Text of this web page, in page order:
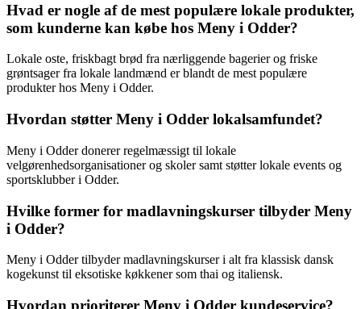
Hvad er nogle af de mest populære lokale produkter,
som kunderne kan købe hos Meny i Odder?
Lokale oste, friskbagt brød fra nærliggende bagerier og friske
grøntsager fra lokale landmænd er blandt de mest populære
produkter hos Meny i Odder.
Hvordan støtter Meny i Odder lokalsamfundet?
Meny i Odder donerer regelmæssigt til lokale
velgørenhedsorganisationer og skoler samt støtter lokale events og
sportsklubber i Odder.
Hvilke former for madlavningskurser tilbyder Meny
i Odder?
Meny i Odder tilbyder madlavningskurser i alt fra klassisk dansk
kogekunst til eksotiske køkkener som thai og italiensk.
Hvordan prioriterer Meny i Odder kundeservice?